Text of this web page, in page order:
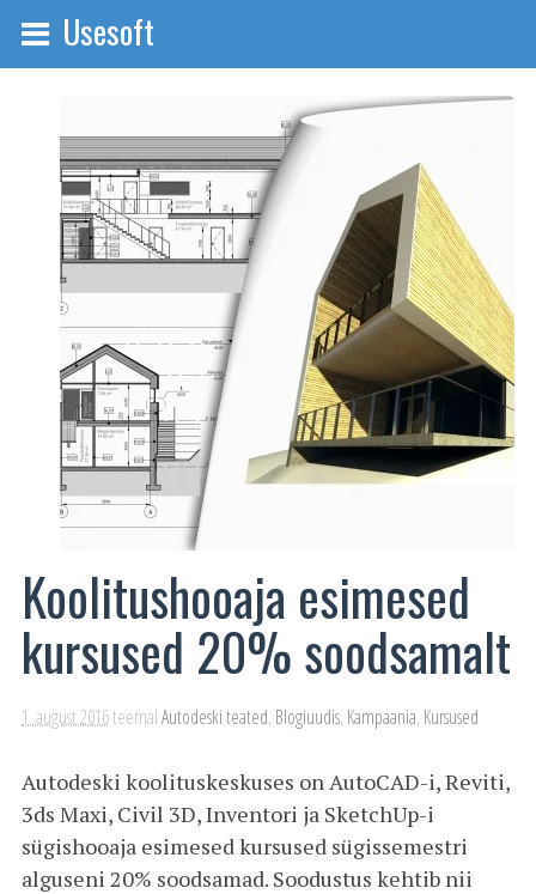
Usesoft
Koolitushooaja esimesed
kursused 20% soodsamalt
1. august 2016teemalAutodeski teated, Blogiuudis, Kampaania, Kursused
Autodeski koolituskeskuses on AutoCAD-i, Reviti,
3ds Maxi, Civil 3D, Inventori ja SketchUp-i
sügishooaja esimesed kursused sügissemestri
alguseni 20% soodsamad. Soodustus kehtib nii